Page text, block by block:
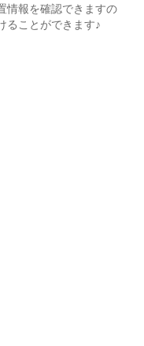
情報を確認できますの
ることができます♪